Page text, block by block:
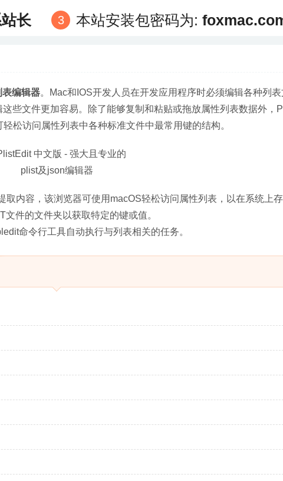
长 本站安装包密码为:
表编辑器。Mac和IOS开发人员在开发应用程序时必须编辑各种列
些文件更加容易。除了能够复制和粘贴或拖放属性列表数据外，
松访问属性列表中各种标准文件中最常用键的结构。
取内容，该浏览器可使用macOS轻松访问属性列表，以在系统上
件的文件夹以获取特定的键或值。
命令行工具自动执行与列表相关的任务。